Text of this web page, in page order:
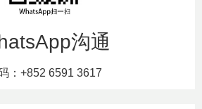
沟通
：+852 6591 3617